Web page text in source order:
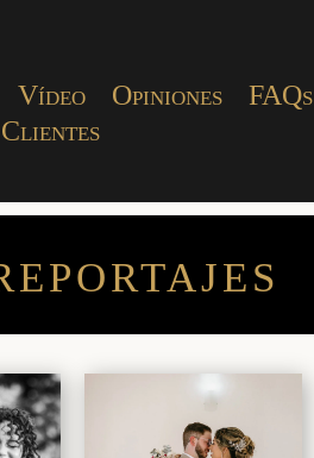
Vídeo Opiniones
FAQs